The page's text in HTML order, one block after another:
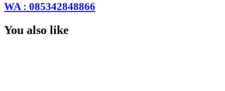
WA : 085342848866
You also like